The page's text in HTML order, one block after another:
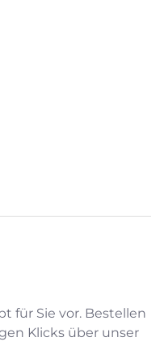
für Sie vor. Bestellen
Klicks über unser